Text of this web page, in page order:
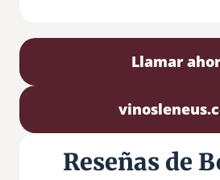
Llamar
Reseñas de